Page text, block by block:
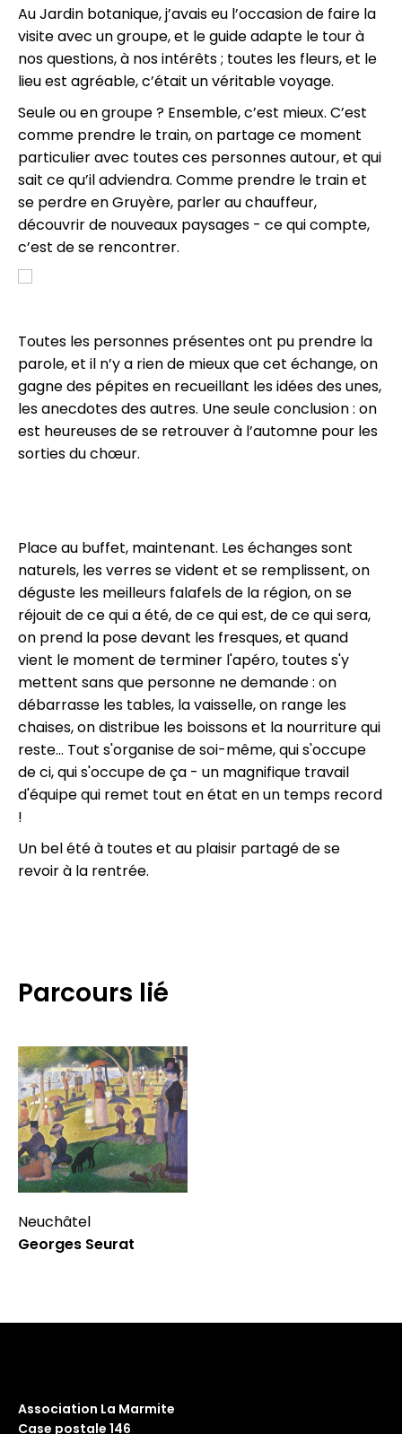
Au Jardin botanique, j’avais eu l’occasion de faire la
visite avec un groupe, et le guide adapte le tour à
nos questions, à nos intérêts ; toutes les fleurs, et le
lieu est agréable, c’était un véritable voyage.
Seule ou en groupe ? Ensemble, c’est mieux. C’est
comme prendre le train, on partage ce moment
particulier avec toutes ces personnes autour, et qui
sait ce qu’il adviendra. Comme prendre le train et
se perdre en Gruyère, parler au chauffeur,
découvrir de nouveaux paysages - ce qui compte,
c’est de se rencontrer.
Toutes les personnes présentes ont pu prendre la
parole, et il n’y a rien de mieux que cet échange, on
gagne des pépites en recueillant les idées des unes,
les anecdotes des autres. Une seule conclusion : on
est heureuses de se retrouver à l’automne pour les
sorties du chœur.
Place au buffet, maintenant. Les échanges sont
naturels, les verres se vident et se remplissent, on
déguste les meilleurs falafels de la région, on se
réjouit de ce qui a été, de ce qui est, de ce qui sera,
on prend la pose devant les fresques, et quand
vient le moment de terminer l'apéro, toutes s'y
mettent sans que personne ne demande : on
débarrasse les tables, la vaisselle, on range les
chaises, on distribue les boissons et la nourriture qui
reste… Tout s'organise de soi-même, qui s'occupe
de ci, qui s'occupe de ça - un magnifique travail
d'équipe qui remet tout en état en un temps record
!
Un bel été à toutes et au plaisir partagé de se
revoir à la rentrée.
Parcours lié
Neuchâtel
Georges Seurat
Association La Marmite
Case postale 146